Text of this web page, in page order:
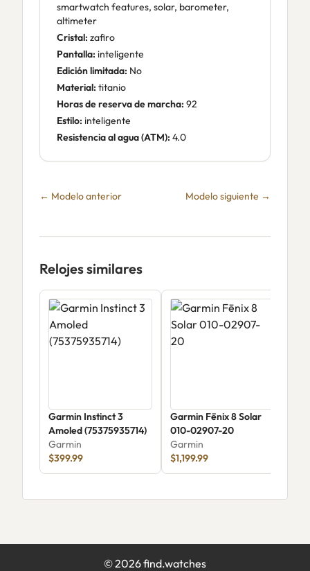
smartwatch features, solar, barometer,
altimeter
Cristal: zafiro
Pantalla: inteligente
Edición limitada: No
Material: titanio
Horas de reserva de marcha: 92
Estilo: inteligente
Resistencia al agua (ATM): 4.0
← Modelo anterior Modelo siguiente →
Relojes similares
Garmin Instinct 3
Amoled (75375935714)
Garmin
$399.99
Garmin Fēnix 8 Solar
010-02907-20
Garmin
$1,199.99
©2026find.watches